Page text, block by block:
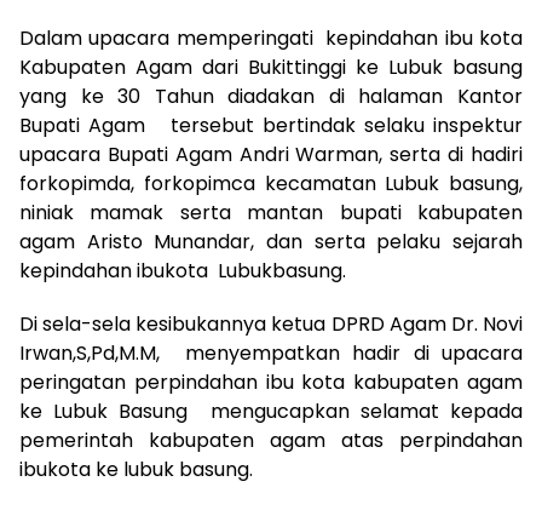
Dalam upacara memperingati kepindahan ibu kota
Kabupaten Agam dari Bukittinggi ke Lubuk basung
yang ke 30 Tahun diadakan di halaman Kantor
Bupati Agam tersebut bertindak selaku inspektur
upacara Bupati Agam Andri Warman, serta di hadiri
forkopimda, forkopimca kecamatan Lubuk basung,
niniak mamak serta mantan bupati kabupaten
agam Aristo Munandar, dan serta pelaku sejarah
kepindahan ibukota Lubukbasung.
Di sela-sela kesibukannya ketua DPRD Agam Dr. Novi
Irwan,S,Pd,M.M, menyempatkan hadir di upacara
peringatan perpindahan ibu kota kabupaten agam
ke Lubuk Basung mengucapkan selamat kepada
pemerintah kabupaten agam atas perpindahan
ibukota ke lubuk basung.